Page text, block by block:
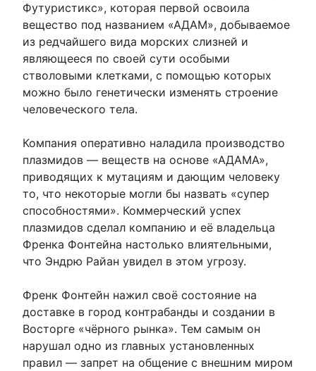
Футуристикс», которая первой освоила
вещество под названием «АДАМ», добываемое
из редчайшего вида морских слизней и
являющееся по своей сути особыми
стволовыми клетками, с помощью которых
можно было генетически изменять строение
человеческого тела.
Компания оперативно наладила производство
плазмидов — веществ на основе «АДАМА»,
приводящих к мутациям и дающим человеку
то, что некоторые могли бы назвать «супер
способностями». Коммерческий успех
плазмидов сделал компанию и её владельца
Френка Фонтейна настолько влиятельными,
что Эндрю Райан увидел в этом угрозу.
Френк Фонтейн нажил своё состояние на
доставке в город контрабанды и создании в
Восторге «чёрного рынка». Тем самым он
нарушал одно из главных установленных
правил — запрет на общение с внешним миром